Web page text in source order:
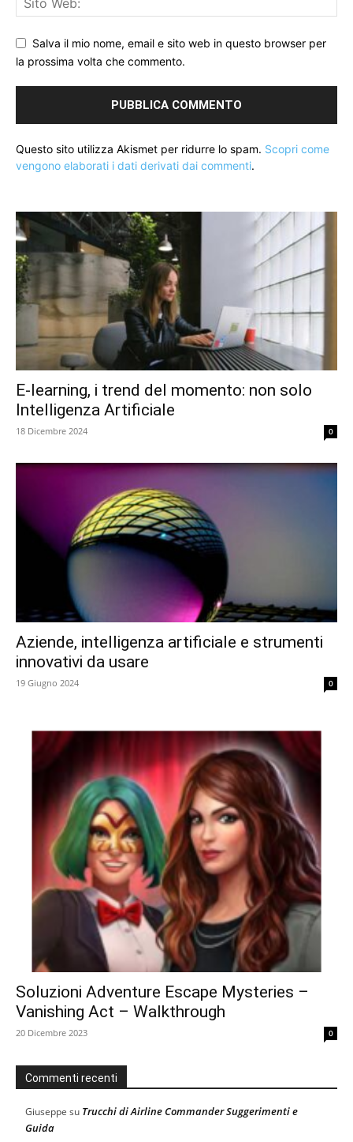
Salva il mio nome, email e sito web in questo browser per
la prossima volta che commento.
Questo sito utilizza Akismet per ridurre lo spam. Scopri come
vengono elaborati i dati derivati dai commenti.
E-learning, i trend del momento: non solo
Intelligenza Artificiale
18 Dicembre 2024 0
Aziende, intelligenza artificiale e strumenti
innovativi da usare
19 Giugno 2024 0
Soluzioni Adventure Escape Mysteries –
Vanishing Act – Walkthrough
20 Dicembre 2023 0
Commenti recenti
Giuseppe su Trucchi di Airline Commander Suggerimenti e
Guida